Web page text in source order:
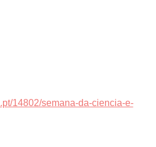
14802/semana-da-ciencia-e-